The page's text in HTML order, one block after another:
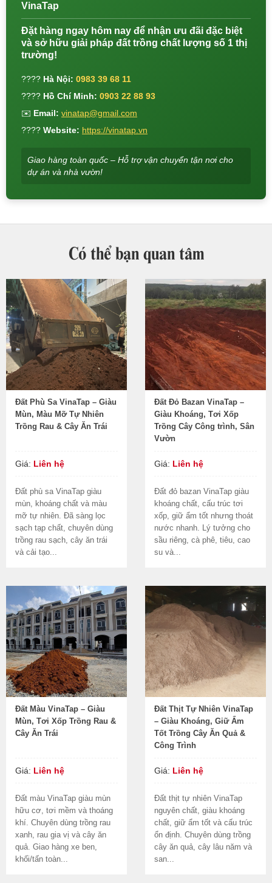
VinaTap
Đặt hàng ngay hôm nay để nhận ưu đãi đặc biệt
và sở hữu giải pháp đất trồng chất lượng số 1 thị
trường!
???? Hà Nội: 0983 39 68 11
???? Hồ Chí Minh: 0903 22 88 93
✉️ Email: vinatap@gmail.com
???? Website: https://vinatap.vn
Giao hàng toàn quốc – Hỗ trợ vận chuyển tận nơi cho
dự án và nhà vườn!
Có thể bạn quan tâm
Đất Phù Sa VinaTap – Giàu
Mùn, Màu Mỡ Tự Nhiên
Trồng Rau & Cây Ăn Trái
Giá: Liên hệ
Đất phù sa VinaTap giàu
mùn, khoáng chất và màu
mỡ tự nhiên. Đã sàng lọc
sạch tạp chất, chuyên dùng
trồng rau sạch, cây ăn trái
và cải tạo...
Đất Đỏ Bazan VinaTap –
Giàu Khoáng, Tơi Xốp
Trồng Cây Công trình, Sân
Vườn
Giá: Liên hệ
Đất đỏ bazan VinaTap giàu
khoáng chất, cấu trúc tơi
xốp, giữ ẩm tốt nhưng thoát
nước nhanh. Lý tưởng cho
sầu riêng, cà phê, tiêu, cao
su và...
Đất Màu VinaTap – Giàu
Mùn, Tơi Xốp Trồng Rau &
Cây Ăn Trái
Giá: Liên hệ
Đất màu VinaTap giàu mùn
hữu cơ, tơi mềm và thoáng
khí. Chuyên dùng trồng rau
xanh, rau gia vị và cây ăn
quả. Giao hàng xe ben,
khối/tấn toàn...
Đất Thịt Tự Nhiên VinaTap
– Giàu Khoáng, Giữ Ẩm
Tốt Trồng Cây Ăn Quả &
Công Trình
Giá: Liên hệ
Đất thịt tự nhiên VinaTap
nguyên chất, giàu khoáng
chất, giữ ẩm tốt và cấu trúc
ổn định. Chuyên dùng trồng
cây ăn quả, cây lâu năm và
san...